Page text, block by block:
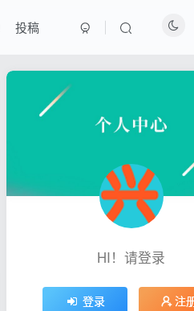
投稿
HI！请登录
登录 注